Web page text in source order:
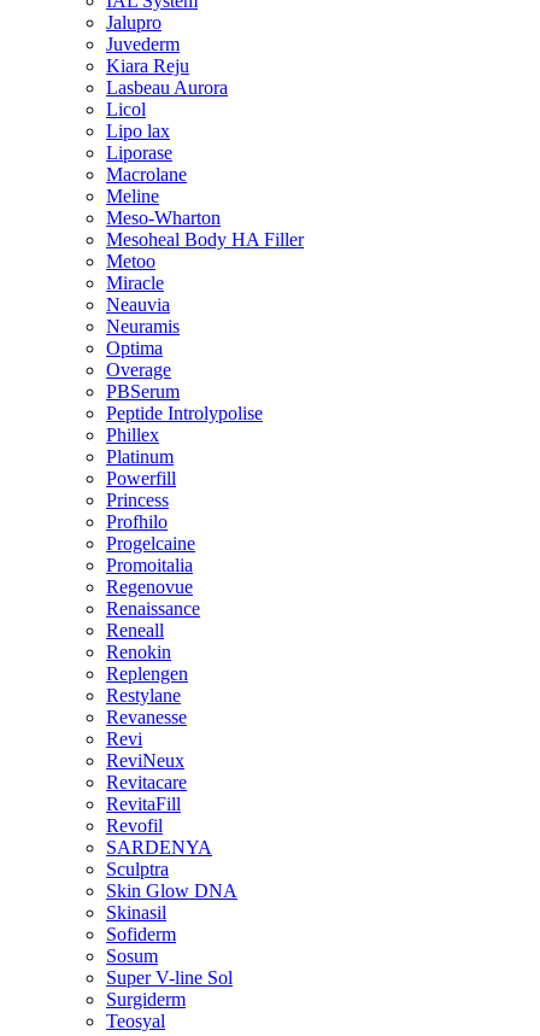
Jalupro
Juvederm
Kiara Reju
Lasbeau Aurora
Licol
Lipo lax
Liporase
Macrolane
Meline
Meso-Wharton
Mesoheal Body HA Filler
Metoo
Miracle
Neauvia
Neuramis
Optima
Overage
PBSerum
Peptide Introlypolise
Phillex
Platinum
Powerfill
Princess
Profhilo
Progelcaine
Promoitalia
Regenovue
Renaissance
Reneall
Renokin
Replengen
Restylane
Revanesse
Revi
ReviNeux
Revitacare
RevitaFill
Revofil
SARDENYA
Sculptra
Skin Glow DNA
Skinasil
Sofiderm
Sosum
Super V-line Sol
Surgiderm
Teosyal